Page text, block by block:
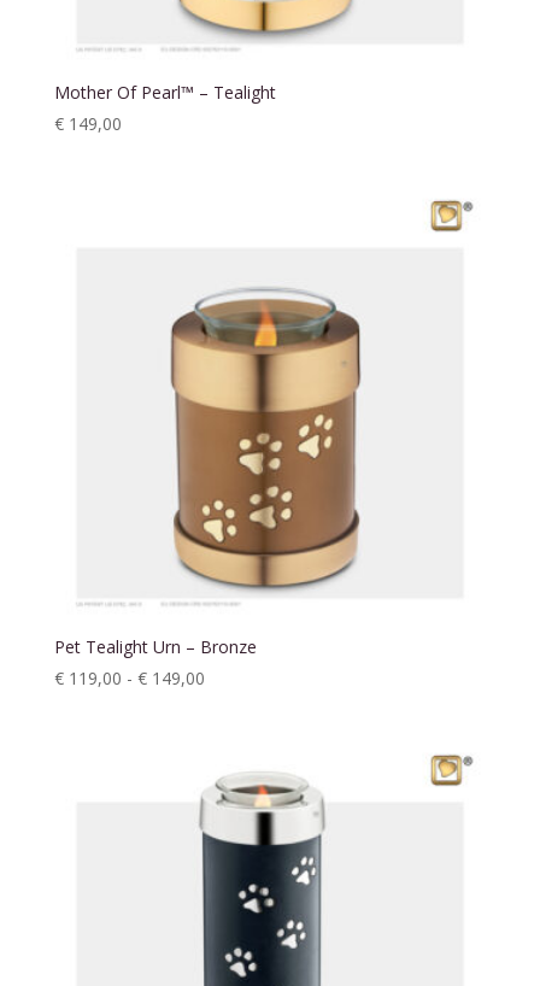
Mother Of Pearl™ – Tealight
€149,00
Pet Tealight Urn – Bronze
€119,00 - €149,00Prijsklasse: